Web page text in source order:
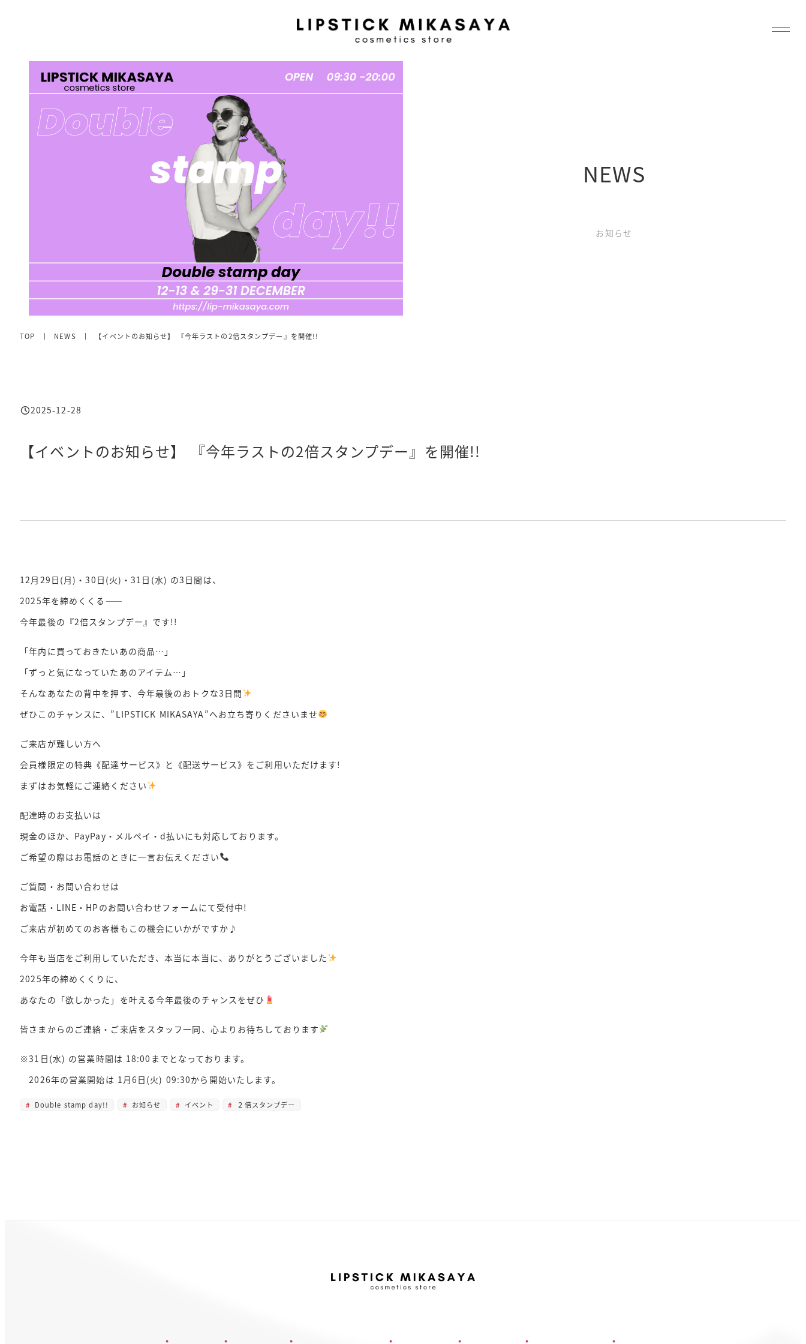
NEWS
お知らせ
TOP NEWS 【イベントのお知らせ】 『今年ラストの2倍スタンプデー』を開催!!
【イベントのお知らせ】 『今年ラストの2倍スタンプデー』を開催!!
2025-12-28
12月29日(月)・30日(火)・31日(水) の3日間は、
2025年を締めくくる――
今年最後の『2倍スタンプデー』です!!
「年内に買っておきたいあの商品…」
「ずっと気になっていたあのアイテム…」
そんなあなたの背中を押す、今年最後のおトクな3日間
ぜひこのチャンスに、”LIPSTICK MIKASAYA”へお立ち寄りくださいませ
ご来店が難しい方へ
会員様限定の特典《配達サービス》と《配送サービス》をご利用いただけます!
まずはお気軽にご連絡ください
配達時のお支払いは
現金のほか、PayPay・メルペイ・d払いにも対応しております。
ご希望の際はお電話のときに一言お伝えください
ご質問・お問い合わせは
お電話・LINE・HPのお問い合わせフォームにて受付中!
ご来店が初めてのお客様もこの機会にいかがですか♪
今年も当店をご利用していただき、本当に本当に、ありがとうございました
2025年の締めくくりに、
あなたの「欲しかった」を叶える今年最後のチャンスをぜひ
皆さまからのご連絡・ご来店をスタッフ一同、心よりお待ちしております
※31日(水) の営業時間は 18:00までとなっております。
2026年の営業開始は 1月6日(火) 09:30から開始いたします。
Double stamp day!! お知らせ イベント ２倍スタンプデー